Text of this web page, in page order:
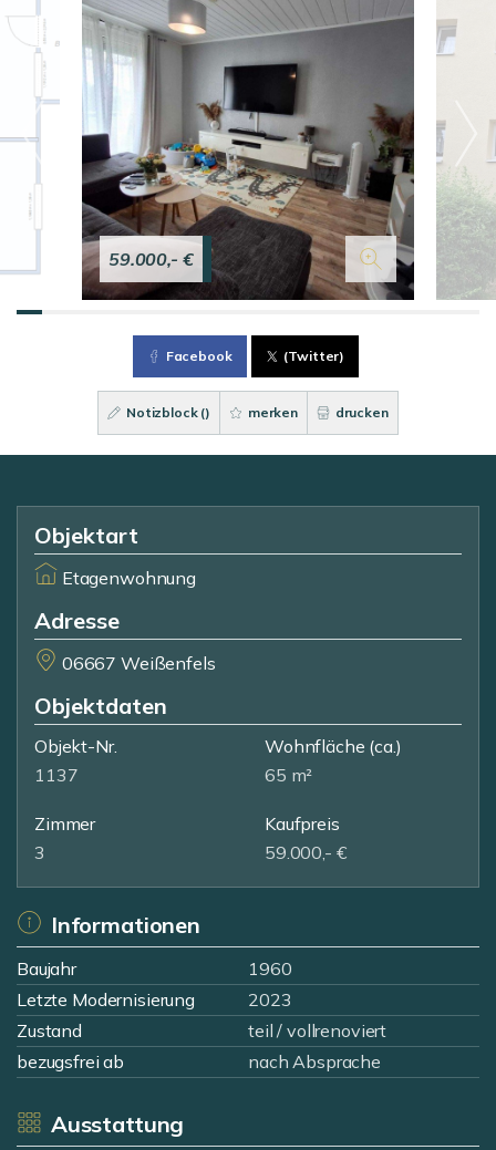
59.000,- €
Facebook (Twitter)
Notizblock () merken drucken
Objektart
Etagenwohnung
Adresse
06667 Weißenfels
Objektdaten
Objekt-Nr.
1137
Wohnfläche (ca.)
65 m²
Zimmer
3
Kaufpreis
59.000,- €
Informationen
Baujahr
1960
Letzte Modernisierung
2023
Zustand
teil / vollrenoviert
bezugsfrei ab
nach Absprache
Ausstattung